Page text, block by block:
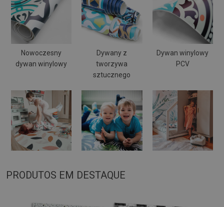
Nowoczesny
dywan winylowy
Dywany z
tworzywa
sztucznego
Dywan winylowy
PCV
PRODUTOS EM DESTAQUE